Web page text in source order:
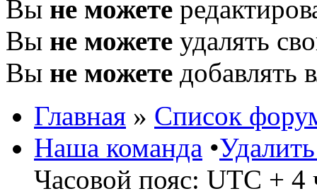
Вы не можете
Вы не можете удалять
Вы не можете добавлять
Главная » Список
Наша команда •
Часовой пояс: UTC + 4